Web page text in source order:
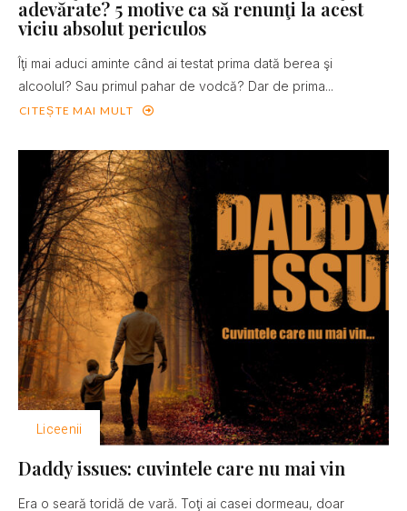
adevărate? 5 motive ca să renunţi la acest
viciu absolut periculos
Îţi mai aduci aminte când ai testat prima dată berea şi
alcoolul? Sau primul pahar de vodcă? Dar de prima...
CITEȘTE MAI MULT
Liceenii
Daddy issues: cuvintele care nu mai vin
Era o seară toridă de vară. Toţi ai casei dormeau, doar